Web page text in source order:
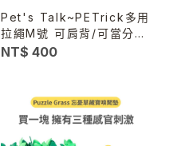
Pet's Talk~PETrick多用
拉繩M號 可肩背/可當分牽
繩.可自由變化長短
NT$ 400